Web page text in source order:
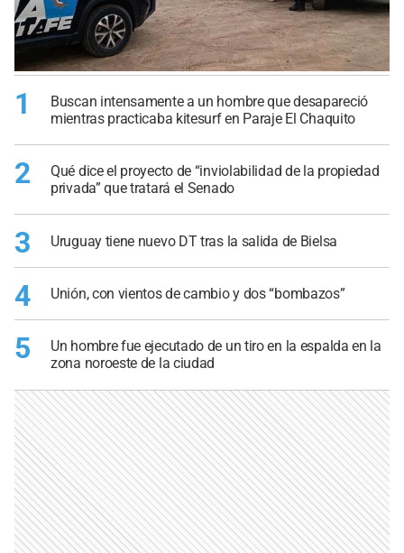
1
Buscan intensamente a un hombre que desapareció
mientras practicaba kitesurf en Paraje El Chaquito
2
Qué dice el proyecto de “inviolabilidad de la propiedad
privada” que tratará el Senado
3 Uruguay tiene nuevo DT tras la salida de Bielsa
4 Unión, con vientos de cambio y dos “bombazos”
5
Un hombre fue ejecutado de un tiro en la espalda en la
zona noroeste de la ciudad